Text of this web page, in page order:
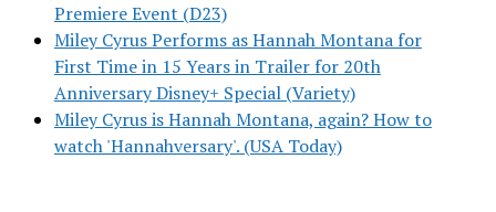
Premiere Event (D23)
Miley Cyrus Performs as Hannah Montana for
First Time in 15 Years in Trailer for 20th
Anniversary Disney+ Special (Variety)
Miley Cyrus is Hannah Montana, again? How to
watch 'Hannahversary'. (USA Today)